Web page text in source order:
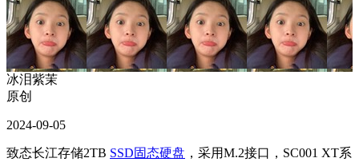
冰泪紫茉
原创
2024-09-05
致态长江存储2TB SSD固态硬盘 ，采用M.2接口，SC001 XT系